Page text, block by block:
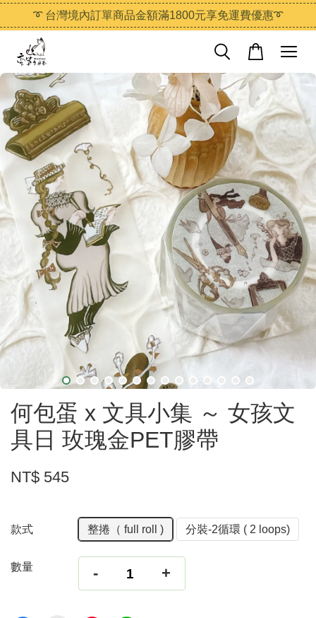
➰ 台灣境內訂單商品金額滿1800元享免運費優惠➰
何包蛋 x 文具小集 ～ 女孩文
具日 玫瑰金PET膠帶
NT$ 545
款式 整捲（ full roll ) 分裝-2循環 ( 2 loops)
數量 - +